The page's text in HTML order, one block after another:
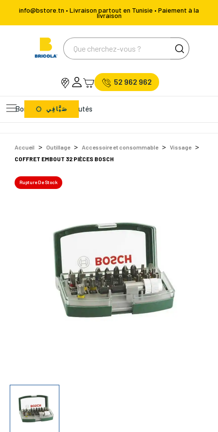
info@bstore.tn • Livraison partout en Tunisie • Paiement à la
livraison
52 962 962
Bons Plans Nouveautés
صَيَّافِي
Accueil Outillage Accessoire et consommable
Vissage
COFFRET EMBOUT 32 PIÈCES BOSCH
Rupture De Stock